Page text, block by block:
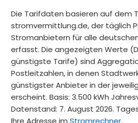
Die Tarifdaten basieren auf dem
stromvermittlung.de, der täglich
Stromanbietern für alle
erfasst. Die angezeigten Werte
günstigste Tarife) sind
Postleitzahlen, in denen
günstigster Anbieter in der
erscheint. Basis: 3.500 kWh
Datenstand: 7. August 2026.
Ihre Adresse imStromrechner.